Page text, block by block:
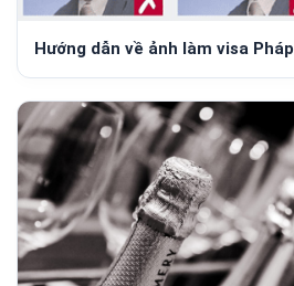
Hướng dẫn về ảnh làm visa Pháp